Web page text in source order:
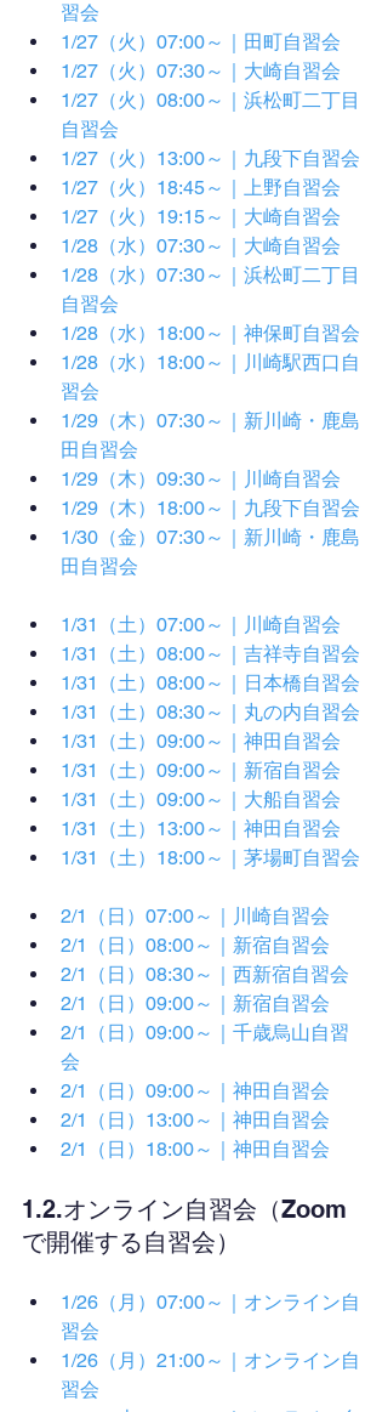
習会
1/27（火）07:00～｜田町自習会
1/27（火）07:30～｜大崎自習会
1/27（火）08:00～｜浜松町二丁目
自習会
1/27（火）13:00～｜九段下自習会
1/27（火）18:45～｜上野自習会
1/27（火）19:15～｜大崎自習会
1/28（水）07:30～｜大崎自習会
1/28（水）07:30～｜浜松町二丁目
自習会
1/28（水）18:00～｜神保町自習会
1/28（水）18:00～｜川崎駅西口自
習会
1/29（木）07:30～｜新川崎・鹿島
田自習会
1/29（木）09:30～｜川崎自習会
1/29（木）18:00～｜九段下自習会
1/30（金）07:30～｜新川崎・鹿島
田自習会
1/31（土）07:00～｜川崎自習会
1/31（土）08:00～｜吉祥寺自習会
1/31（土）08:00～｜日本橋自習会
1/31（土）08:30～｜丸の内自習会
1/31（土）09:00～｜神田自習会
1/31（土）09:00～｜新宿自習会
1/31（土）09:00～｜大船自習会
1/31（土）13:00～｜神田自習会
1/31（土）18:00～｜茅場町自習会
2/1（日）07:00～｜川崎自習会
2/1（日）08:00～｜新宿自習会
2/1（日）08:30～｜西新宿自習会
2/1（日）09:00～｜新宿自習会
2/1（日）09:00～｜千歳烏山自習
会
2/1（日）09:00～｜神田自習会
2/1（日）13:00～｜神田自習会
2/1（日）18:00～｜神田自習会
1.2.オンライン自習会（Zoom
で開催する自習会）
1/26（月）07:00～｜オンライン自
習会
1/26（月）21:00～｜オンライン自
習会